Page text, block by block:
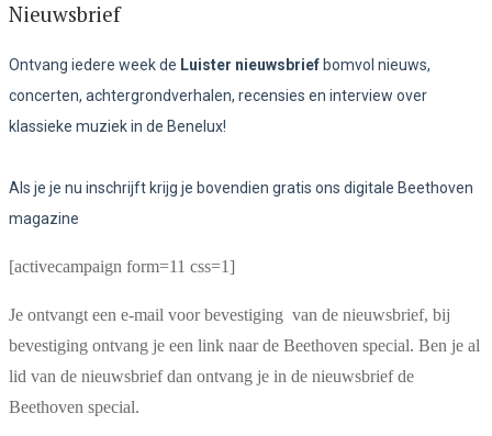
Nieuwsbrief
Ontvang iedere week de Luister nieuwsbrief bomvol nieuws,
concerten, achtergrondverhalen, recensies en interview over
klassieke muziek in de Benelux!
Als je je nu inschrijft krijg je bovendien gratis ons digitale Beethoven
magazine
[activecampaign form=11 css=1]
Je ontvangt een e-mail voor bevestiging van de nieuwsbrief, bij
bevestiging ontvang je een link naar de Beethoven special. Ben je al
lid van de nieuwsbrief dan ontvang je in de nieuwsbrief de
Beethoven special.